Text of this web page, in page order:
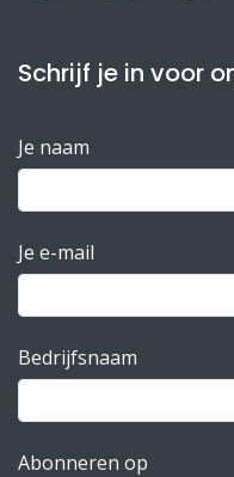
Schrijf je in voor
Je naam
Je e-mail
Bedrijfsnaam
Abonneren op